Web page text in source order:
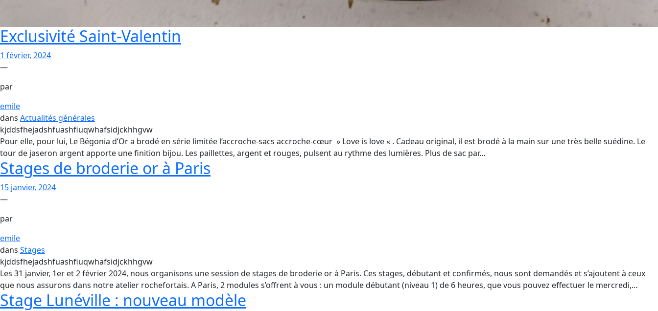
Exclusivité Saint-Valentin
1 février, 2024
—
par
emile
dans Actualités générales
kjddsfhejadshfuashfiuqwhafsidjckhhgvw
Pour elle, pour lui, Le Bégonia d’Or a brodé en série limitée l’accroche-sacs accroche-cœur » Love is love « . Cadeau original, il est brodé à la main sur une très belle suédine. Le
tour de jaseron argent apporte une finition bijou. Les paillettes, argent et rouges, pulsent au rythme des lumières. Plus de sac par…
Stages de broderie or à Paris
15 janvier, 2024
—
par
emile
dans Stages
kjddsfhejadshfuashfiuqwhafsidjckhhgvw
Les 31 janvier, 1er et 2 février 2024, nous organisons une session de stages de broderie or à Paris. Ces stages, débutant et confirmés, nous sont demandés et s’ajoutent à ceux
que nous assurons dans notre atelier rochefortais. A Paris, 2 modules s’offrent à vous : un module débutant (niveau 1) de 6 heures, que vous pouvez effectuer le mercredi,…
Stage Lunéville : nouveau modèle